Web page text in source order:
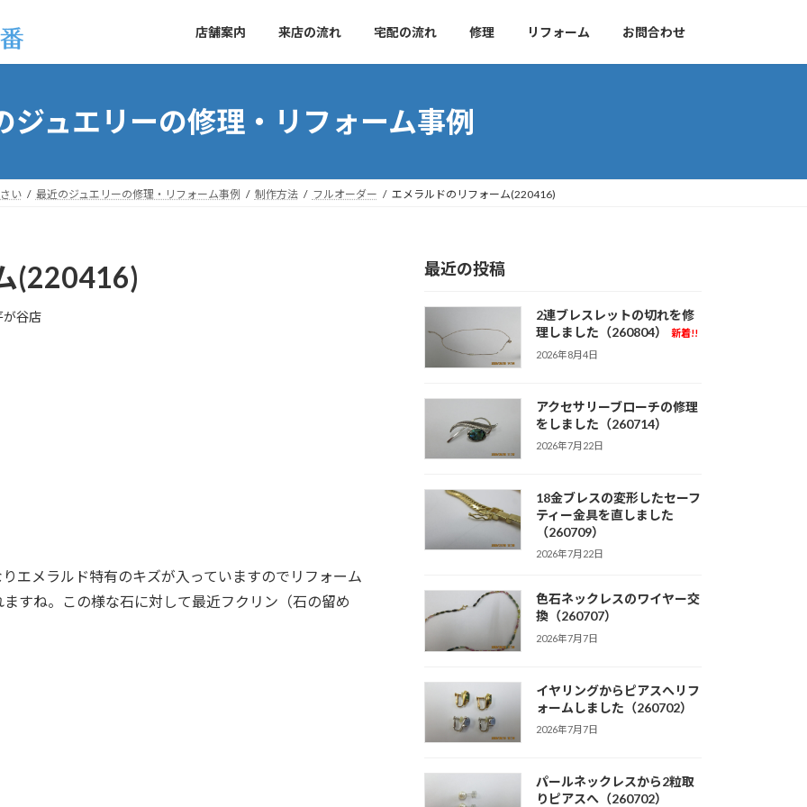
店舗案内 来店の流れ 宅配の流れ 修理 リフォーム お問合わせ
ジュエリーの修理・リフォーム事例
い 最近のジュエリーの修理・リフォーム事例 制作方法 フルオーダー エメラルドのリフォーム(220416)
(220416)
が谷店
エメラルド特有のキズが入っていますのでリフォーム
すね。この様な石に対して最近フクリン（石の留め
最近の投稿
2連ブレスレットの切れを修
理しました（260804）
新着!!
2026年8月4日
アクセサリーブローチの修理
をしました（260714）
2026年7月22日
18金ブレスの変形したセーフ
ティー金具を直しました
（260709）
2026年7月22日
色石ネックレスのワイヤー交
換（260707）
2026年7月7日
イヤリングからピアスへリフ
ォームしました（260702）
2026年7月7日
パールネックレスから2粒取
りピアスへ（260702）